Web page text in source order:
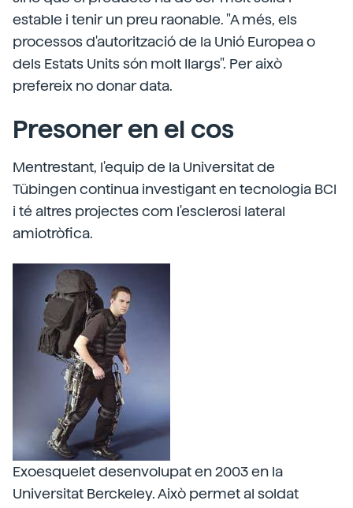
estable i tenir un preu raonable. "A més, els
processos d'autorització de la Unió Europea o
dels Estats Units són molt llargs". Per això
prefereix no donar data.
Presoner en el cos
Mentrestant, l'equip de la Universitat de
Tübingen continua investigant en tecnologia BCI
i té altres projectes com l'esclerosi lateral
amiotròfica.
Exoesquelet desenvolupat en 2003 en la
Universitat Berckeley. Això permet al soldat